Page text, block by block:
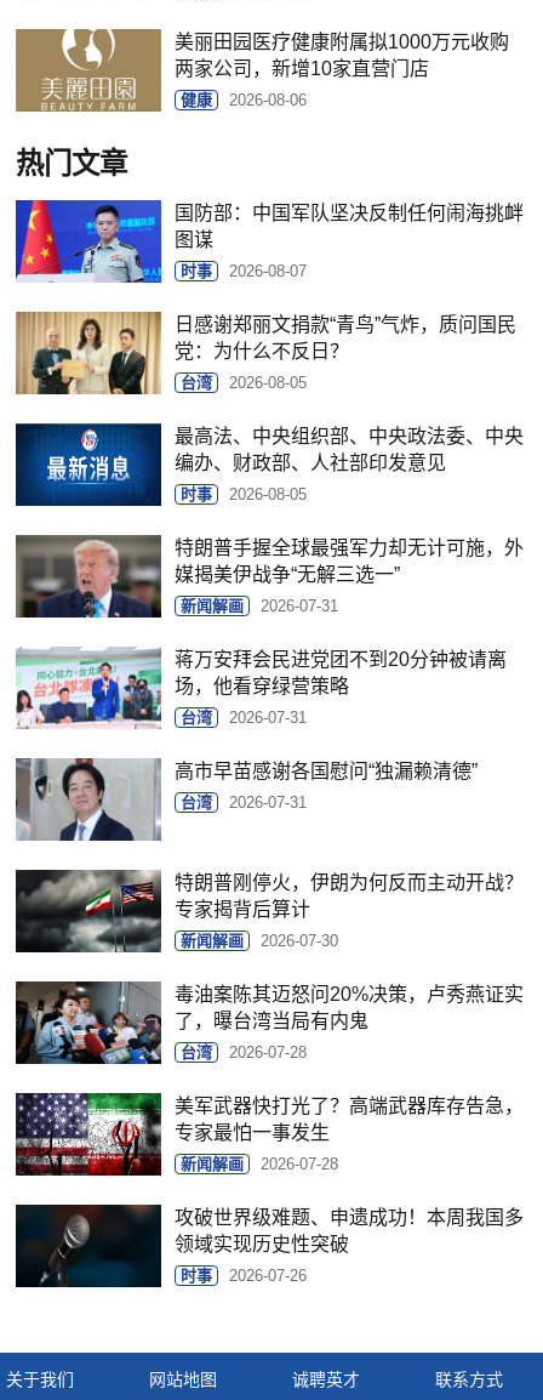
美丽田园医疗健康附属拟1000万元收购
两家公司，新增10家直营门店
健康 2026-08-06
热门文章
国防部：中国军队坚决反制任何闹海挑衅
图谋
时事 2026-08-07
日感谢郑丽文捐款“青鸟”气炸，质问国民
党：为什么不反日？
台湾 2026-08-05
最高法、中央组织部、中央政法委、中央
编办、财政部、人社部印发意见
时事 2026-08-05
特朗普手握全球最强军力却无计可施，外
媒揭美伊战争“无解三选一”
新闻解画 2026-07-31
蒋万安拜会民进党团不到20分钟被请离
场，他看穿绿营策略
台湾 2026-07-31
高市早苗感谢各国慰问“独漏赖清德”
台湾 2026-07-31
特朗普刚停火，伊朗为何反而主动开战？
专家揭背后算计
新闻解画 2026-07-30
毒油案陈其迈怒问20%决策，卢秀燕证实
了，曝台湾当局有内鬼
台湾 2026-07-28
美军武器快打光了？高端武器库存告急，
专家最怕一事发生
新闻解画 2026-07-28
攻破世界级难题、申遗成功！本周我国多
领域实现历史性突破
时事 2026-07-26
关于我们 网站地图 诚聘英才
联系方式